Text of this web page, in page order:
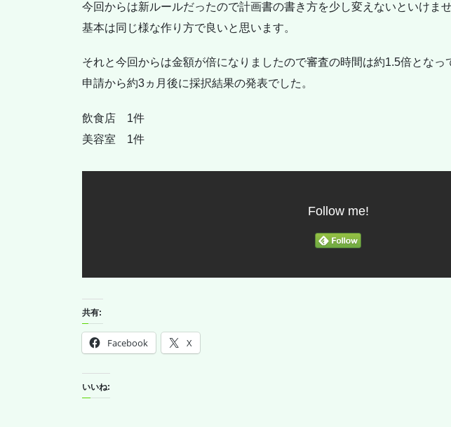
今回からは新ルールだったので計画書の書き方を少し変えないといけませ
基本は同じ様な作り方で良いと思います。
それと今回からは金額が倍になりましたので審査の時間は約1.5倍となっ
申請から約3ヵ月後に採択結果の発表でした。
飲食店 1件
美容室 1件
Follow me!
共有:
Facebook X
いいね: